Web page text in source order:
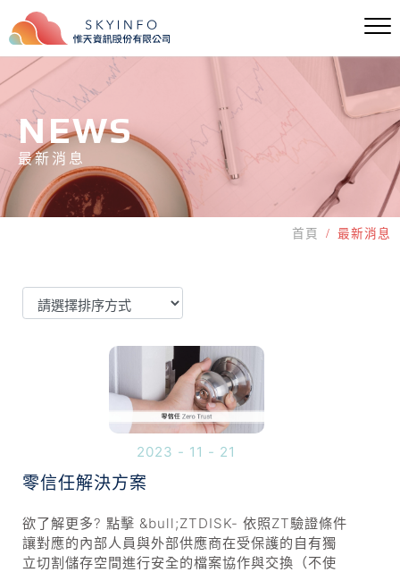
NEWS
最新消息
首頁 最新消息
2023 - 11 - 21
零信任解決方案
欲了解更多? 點擊 &bull;ZTDISK- 依照ZT驗證條件
讓對應的內部人員與外部供應商在受保護的自有獨
立切割儲存空間進行安全的檔案協作與交換（不使